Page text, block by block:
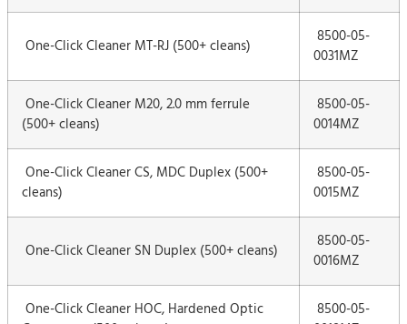
One-Click Cleaner MT-RJ (500+ cleans)
8500-05-
0031MZ
One-Click Cleaner M20, 2.0 mm ferrule
(500+ cleans)
8500-05-
0014MZ
One-Click Cleaner CS, MDC Duplex (500+
cleans)
8500-05-
0015MZ
One-Click Cleaner SN Duplex (500+ cleans)
8500-05-
0016MZ
One-Click Cleaner HOC, Hardened Optic
8500-05-